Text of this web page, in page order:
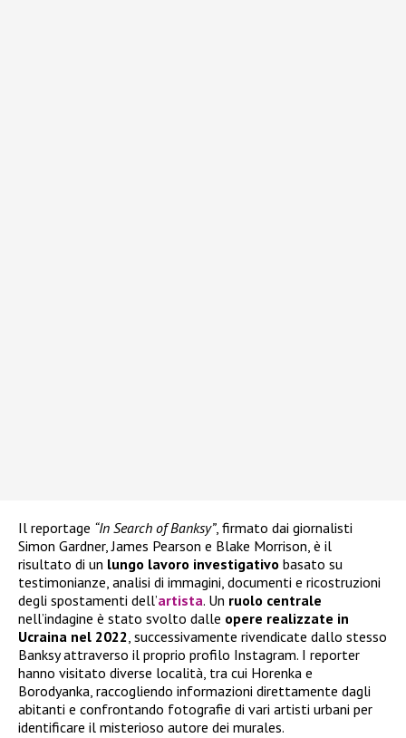
Il reportage “In Search of Banksy”, firmato dai giornalisti
Simon Gardner, James Pearson e Blake Morrison, è il
risultato di un lungo lavoro investigativo basato su
testimonianze, analisi di immagini, documenti e ricostruzioni
degli spostamenti dell’artista. Un ruolo centrale
nell’indagine è stato svolto dalle opere realizzate in
Ucraina nel 2022, successivamente rivendicate dallo stesso
Banksy attraverso il proprio profilo Instagram. I reporter
hanno visitato diverse località, tra cui Horenka e
Borodyanka, raccogliendo informazioni direttamente dagli
abitanti e confrontando fotografie di vari artisti urbani per
identificare il misterioso autore dei murales.